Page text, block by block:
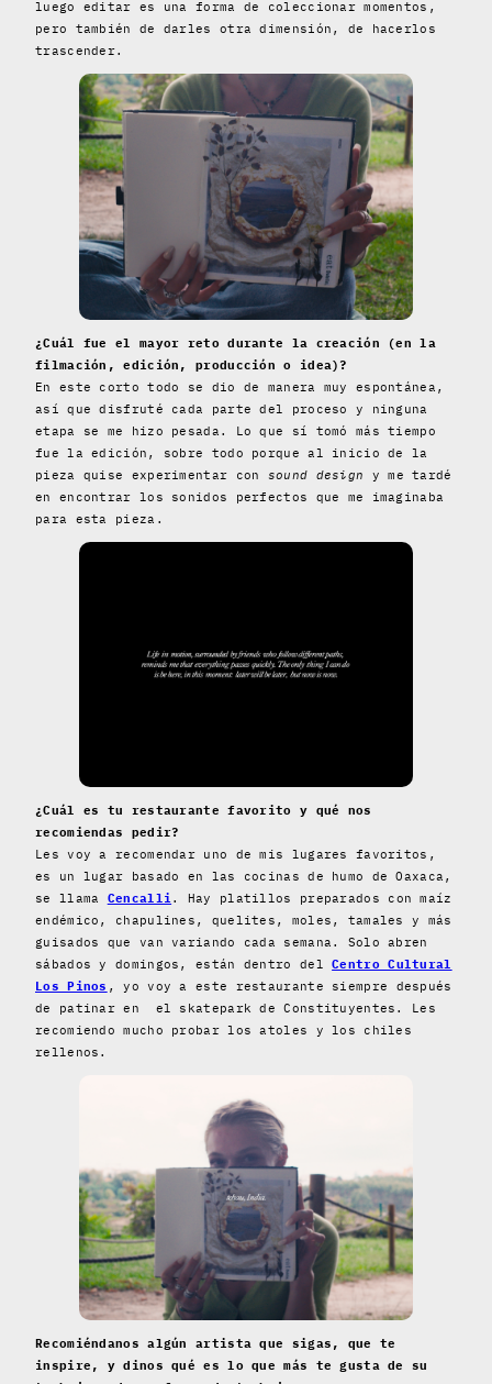
luego editar es una forma de coleccionar momentos,
pero también de darles otra dimensión, de hacerlos
trascender.
¿Cuál fue el mayor reto durante la creación (en la
filmación, edición, producción o idea)?
En este corto todo se dio de manera muy espontánea,
así que disfruté cada parte del proceso y ninguna
etapa se me hizo pesada. Lo que sí tomó más tiempo
fue la edición, sobre todo porque al inicio de la
pieza quise experimentar con sound design y me tardé
en encontrar los sonidos perfectos que me imaginaba
para esta pieza.
¿Cuál es tu restaurante favorito y qué nos
recomiendas pedir?
Les voy a recomendar uno de mis lugares favoritos,
es un lugar basado en las cocinas de humo de Oaxaca,
se llama Cencalli. Hay platillos preparados con maíz
endémico, chapulines, quelites, moles, tamales y más
guisados que van variando cada semana. Solo abren
sábados y domingos, están dentro delCentro Cultural
Los Pinos , yo voy a este restaurante siempre después
de patinar en el skatepark de Constituyentes. Les
recomiendo mucho probar los atoles y los chiles
rellenos.
Recomiéndanos algún artista que sigas, que te
inspire, y dinos qué es lo que más te gusta de su